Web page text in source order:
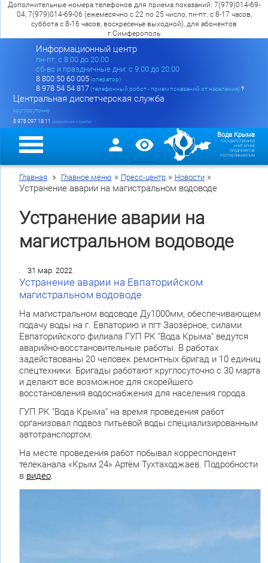
Дополнительные номера телефонов для приема показаний: 7(979)014-69-
04, 7(979)014-69-06 (ежемесячно с 22 по 25 число, пн-пт. с 8-17 часов,
суббота с 8-16 часов, воскресенье выходной), для абонентов
г.Симферополь
Информационный центр
пн-пт: c 8:00 до 20:00
сб-вс и праздничные дни: с 9:00 до 20:00
8 800 50 60 005(оператор)
8 978 54 54 817(телефонный робот - прием показаний от населения)?
Центральная диспетчерская служба
круглосуточно
8 978 097 18 11 (аварийная служба)
Вода Крыма
ГОСУДАРСТВЕННОЕ
УНИТАРНОЕ
ПРЕДПРИЯТИЕ
РЕСПУБЛИКИ КРЫМ
Главная Главное меню » Пресс-центр» Новости»
Устранение аварии на магистральном водоводе
Устранение аварии на
магистральном водоводе
31 мар. 2022
Устранение аварии на Евпаторийском
магистральном водоводе
На магистральном водоводе Ду1000мм, обеспечивающем
подачу воды на г. Евпаторию и пгт Заозёрное, силами
Евпаторийского филиала ГУП РК "Вода Крыма" ведутся
аварийно-восстановительные работы. В работах
задействованы 20 человек ремонтных бригад и 10 единиц
спецтехники. Бригады работают круглосуточно с 30 марта
и делают все возможное для скорейшего
восстановления водоснабжения для населения города.
ГУП РК "Вода Крыма" на время проведения работ
организовал подвоз питьевой воды специализированным
автотранспортом.
На месте проведения работ побывал корреспондент
телеканала «Крым 24» Артём Тухтаходжаев. Подробности
в видео.